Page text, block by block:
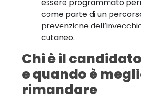
essere programmato
come parte di un
prevenzione
cutaneo.
Chi è il
e quando è
rimandare